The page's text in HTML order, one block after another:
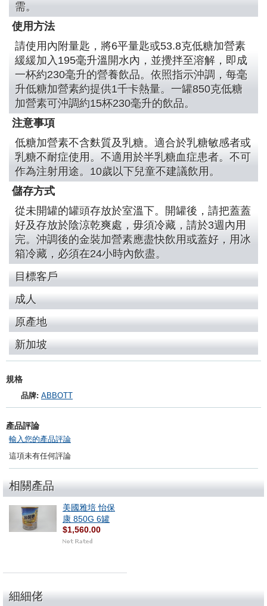
需。
使用方法
請使用內附量匙，將6平量匙或53.8克低糖加營素
緩緩加入195毫升溫開水內，並攪拌至溶解，即成
一杯約230毫升的營養飲品。依照指示沖調，每毫
升低糖加營素約提供1千卡熱量。一罐850克低糖
加營素可沖調約15杯230毫升的飲品。
注意事項
低糖加營素不含麩質及乳糖。適合於乳糖敏感者或
乳糖不耐症使用。不適用於半乳糖血症患者。不可
作為注射用途。10歲以下兒童不建議飲用。
儲存方式
從未開罐的罐頭存放於室溫下。開罐後，請把蓋蓋
好及存放於陰涼乾爽處，毋須冷藏，請於3週內用
完。沖調後的金裝加營素應盡快飲用或蓋好，用冰
箱冷藏，必須在24小時內飲盡。
目標客戶
成人
原產地
新加坡
規格
品牌: ABBOTT
產品評論
輸入您的產品評論
這項未有任何評論
相關產品
美國雅培 怡保
康 850G 6罐
$1,560.00
細細佬